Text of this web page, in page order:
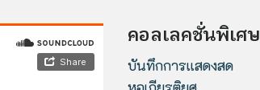
คอลเลคชั่นพิเศษ
บันทึกการแสดงสด